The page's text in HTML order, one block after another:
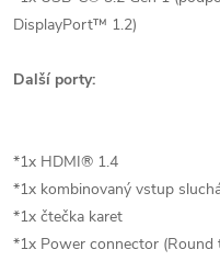
DisplayPort™ 1.2)
Další porty:
*1x HDMI® 1.4
*1x kombinovaný vstup
*1x čtečka karet
*1x Power connector (Round